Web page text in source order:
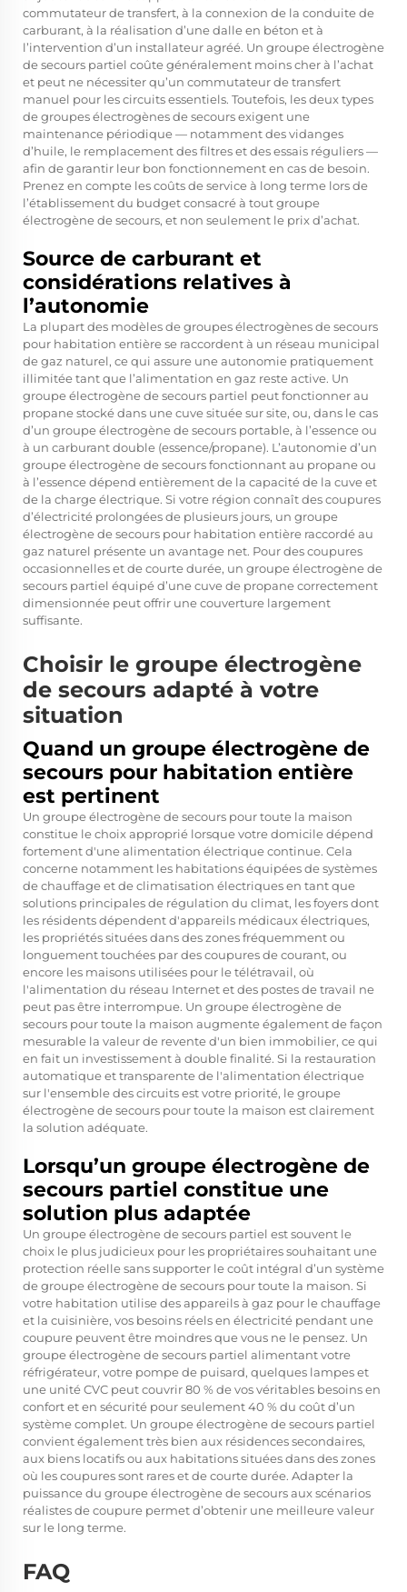
commutateur de transfert, à la connexion de la conduite de
carburant, à la réalisation d’une dalle en béton et à
l’intervention d’un installateur agréé. Un groupe électrogène
de secours partiel coûte généralement moins cher à l’achat
et peut ne nécessiter qu’un commutateur de transfert
manuel pour les circuits essentiels. Toutefois, les deux types
de groupes électrogènes de secours exigent une
maintenance périodique — notamment des vidanges
d’huile, le remplacement des filtres et des essais réguliers —
afin de garantir leur bon fonctionnement en cas de besoin.
Prenez en compte les coûts de service à long terme lors de
l’établissement du budget consacré à tout groupe
électrogène de secours, et non seulement le prix d’achat.
Source de carburant et
considérations relatives à
l’autonomie
La plupart des modèles de groupes électrogènes de secours
pour habitation entière se raccordent à un réseau municipal
de gaz naturel, ce qui assure une autonomie pratiquement
illimitée tant que l’alimentation en gaz reste active. Un
groupe électrogène de secours partiel peut fonctionner au
propane stocké dans une cuve située sur site, ou, dans le cas
d’un groupe électrogène de secours portable, à l’essence ou
à un carburant double (essence/propane). L’autonomie d’un
groupe électrogène de secours fonctionnant au propane ou
à l’essence dépend entièrement de la capacité de la cuve et
de la charge électrique. Si votre région connaît des coupures
d’électricité prolongées de plusieurs jours, un groupe
électrogène de secours pour habitation entière raccordé au
gaz naturel présente un avantage net. Pour des coupures
occasionnelles et de courte durée, un groupe électrogène de
secours partiel équipé d’une cuve de propane correctement
dimensionnée peut offrir une couverture largement
suffisante.
Choisir le groupe électrogène
de secours adapté à votre
situation
Quand un groupe électrogène de
secours pour habitation entière
est pertinent
Un groupe électrogène de secours pour toute la maison
constitue le choix approprié lorsque votre domicile dépend
fortement d'une alimentation électrique continue. Cela
concerne notamment les habitations équipées de systèmes
de chauffage et de climatisation électriques en tant que
solutions principales de régulation du climat, les foyers dont
les résidents dépendent d'appareils médicaux électriques,
les propriétés situées dans des zones fréquemment ou
longuement touchées par des coupures de courant, ou
encore les maisons utilisées pour le télétravail, où
l'alimentation du réseau Internet et des postes de travail ne
peut pas être interrompue. Un groupe électrogène de
secours pour toute la maison augmente également de façon
mesurable la valeur de revente d'un bien immobilier, ce qui
en fait un investissement à double finalité. Si la restauration
automatique et transparente de l'alimentation électrique
sur l'ensemble des circuits est votre priorité, le groupe
électrogène de secours pour toute la maison est clairement
la solution adéquate.
Lorsqu’un groupe électrogène de
secours partiel constitue une
solution plus adaptée
Un groupe électrogène de secours partiel est souvent le
choix le plus judicieux pour les propriétaires souhaitant une
protection réelle sans supporter le coût intégral d’un système
de groupe électrogène de secours pour toute la maison. Si
votre habitation utilise des appareils à gaz pour le chauffage
et la cuisinière, vos besoins réels en électricité pendant une
coupure peuvent être moindres que vous ne le pensez. Un
groupe électrogène de secours partiel alimentant votre
réfrigérateur, votre pompe de puisard, quelques lampes et
une unité CVC peut couvrir 80 % de vos véritables besoins en
confort et en sécurité pour seulement 40 % du coût d’un
système complet. Un groupe électrogène de secours partiel
convient également très bien aux résidences secondaires,
aux biens locatifs ou aux habitations situées dans des zones
où les coupures sont rares et de courte durée. Adapter la
puissance du groupe électrogène de secours aux scénarios
réalistes de coupure permet d’obtenir une meilleure valeur
sur le long terme.
FAQ